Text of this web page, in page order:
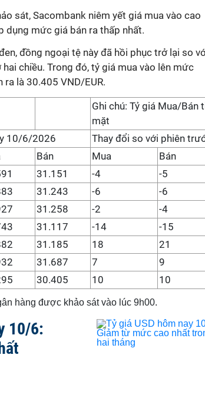
sát, Sacombank niêm yết giá mua vào cao
dụng mức giá bán ra thấp nhất.
đồng ngoại tệ này đã hồi phục trở lại so
chiều. Trong đó, tỷ giá mua vào lên mức
ra là 30.405 VND/EUR.
Ghi chú: Tỷ giá Mua/Bán
mặt
10/6/2026
Thay đổi so với phiên
Bán Mua
Bán
31.151 -4
-5
31.243 -6
-6
31.258 -2
-4
31.117 -14
-15
31.185 18
21
31.687 7
9
30.405 10 10
hàng được khảo sát vào lúc 9h00.
10/6: